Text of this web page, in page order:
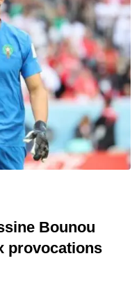
Bounou
provocations